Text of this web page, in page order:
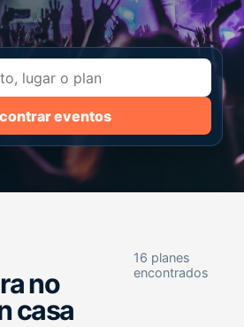
eventos
no
casa
16 planes
encontrados